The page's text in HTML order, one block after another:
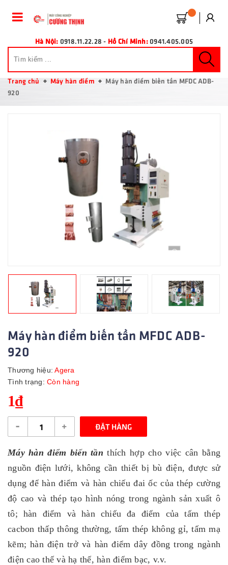
Hà Nội: 0918.11.22.28 - Hồ Chí Minh: 0941.405.005
Trang chủ Máy hàn điểm
Máy hàn điểm biến tần MFDC ADB-
920
Máy hàn điểm biến tần MFDC ADB-
920
Thương hiệu: Agera
Tình trạng: Còn hàng
1₫
- + ĐẶT HÀNG
Máy hàn điểm biến tần thích hợp cho việc cân bằng
nguồn điện lưới, không cần thiết bị bù điện, được sử
dụng để hàn điểm và hàn chiếu đai ốc của thép cường
độ cao và thép tạo hình nóng trong ngành sản xuất ô
tô; hàn điểm và hàn chiếu đa điểm của tấm thép
cacbon thấp thông thường, tấm thép không gỉ, tấm mạ
kẽm; hàn điện trở và hàn điểm dây đồng trong ngành
điện cao thế và hạ thế, hàn điểm bạc, v.v.